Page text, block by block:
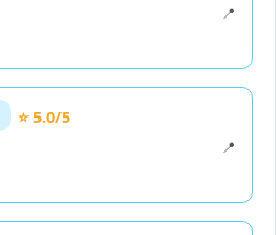
📍
⭐ 5.0/5
📍